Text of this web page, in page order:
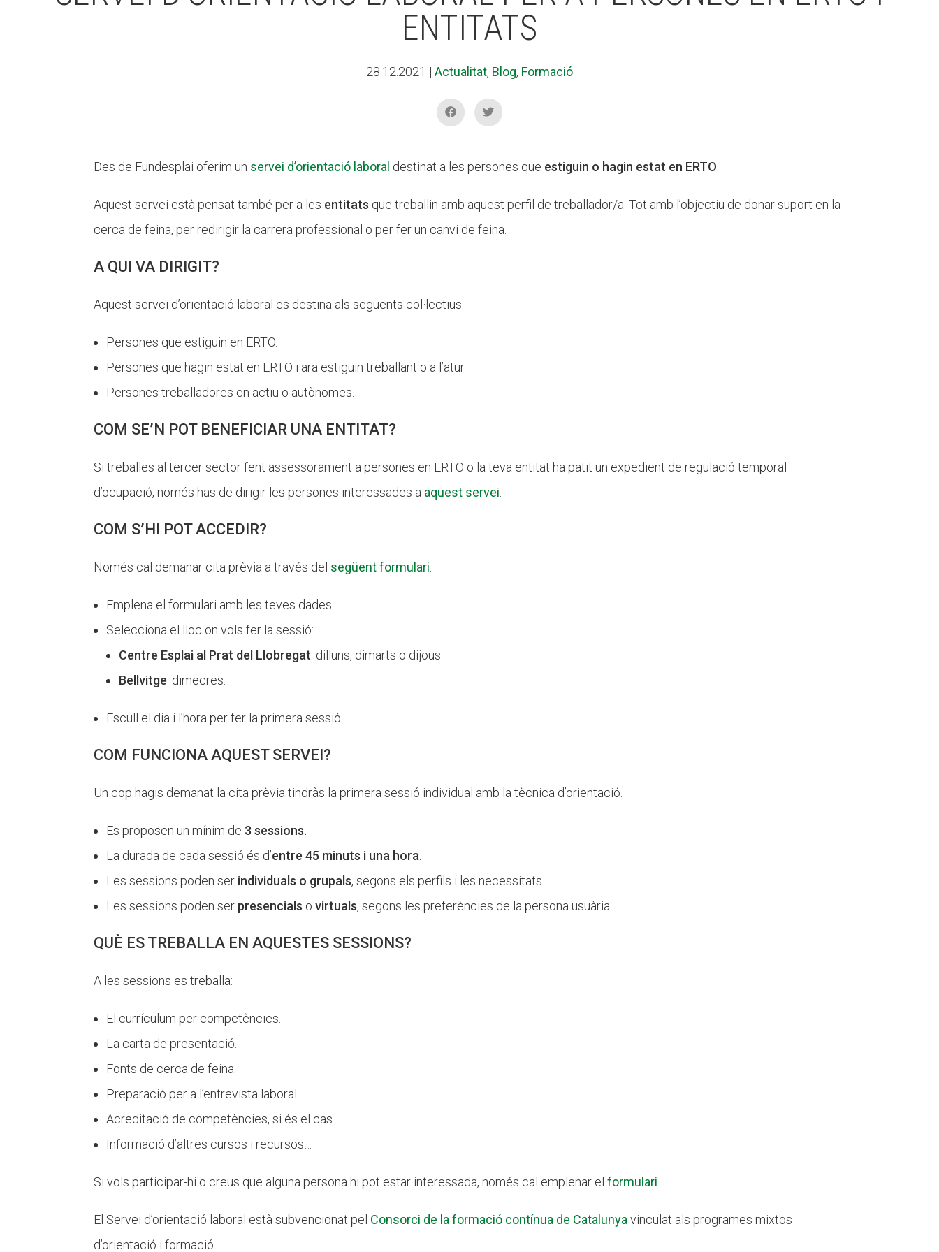
ENTITATS
28.12.2021 | Actualitat, Blog, Formació
Des de Fundesplai oferim un servei d’orientació laboral destinat a les persones que estiguin o hagin estat en ERTO
Aquest servei està pensat també per a les entitats que treballin amb aquest perfil de treballador/a. Tot amb l’objectiu de donar suport en la
cerca de feina, per redirigir la carrera professional o per fer un canvi de feina.
A QUI VA DIRIGIT?
Aquest servei d’orientació laboral es destina als següents col·lectius:
Persones que estiguin en ERTO.
Persones que hagin estat en ERTO i ara estiguin treballant o a l’atur.
Persones treballadores en actiu o autònomes.
COM SE’N POT BENEFICIAR UNA ENTITAT?
Si treballes al tercer sector fent assessorament a persones en ERTO o la teva entitat ha patit un expedient de regulació temporal
d’ocupació, només has de dirigir les persones interessades a aquest servei
COM S’HI POT ACCEDIR?
Només cal demanar cita prèvia a través del següent formulari
Emplena el formulari amb les teves dades.
Selecciona el lloc on vols fer la sessió:
Centre Esplai al Prat del Llobregat: dilluns, dimarts o dijous.
Bellvitge: dimecres.
Escull el dia i l’hora per fer la primera sessió.
COM FUNCIONA AQUEST SERVEI?
Un cop hagis demanat la cita prèvia tindràs la primera sessió individual amb la tècnica d’orientació.
Es proposen un mínim de 3 sessions.
La durada de cada sessió és d’entre 45 minuts i una hora.
Les sessions poden ser individuals o grupals, segons els perfils i les necessitats.
Les sessions poden ser presencials ovirtuals, segons les preferències de la persona usuària.
QUÈ ES TREBALLA EN AQUESTES SESSIONS?
A les sessions es treballa:
El currículum per competències.
La carta de presentació.
Fonts de cerca de feina.
Preparació per a l’entrevista laboral.
Acreditació de competències, si és el cas.
Informació d’altres cursos i recursos…
Si vols participar-hi o creus que alguna persona hi pot estar interessada, només cal emplenar elformulari
El Servei d’orientació laboral està subvencionat pel Consorci de la formació contínua de Catalunya vinculat als programes mixtos
d’orientació i formació.